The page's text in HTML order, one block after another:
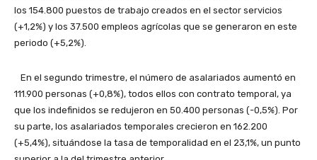
los 154.800 puestos de trabajo creados en el sector servicios
(+1,2%) y los 37.500 empleos agrícolas que se generaron en este
periodo (+5,2%).
En el segundo trimestre, el número de asalariados aumentó en
111.900 personas (+0,8%), todos ellos con contrato temporal, ya
que los indefinidos se redujeron en 50.400 personas (-0,5%). Por
su parte, los asalariados temporales crecieron en 162.200
(+5,4%), situándose la tasa de temporalidad en el 23,1%, un punto